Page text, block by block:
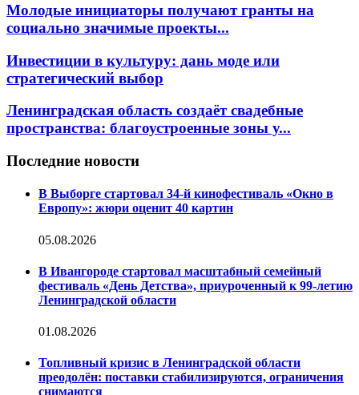
Молодые инициаторы получают гранты на
социально значимые проекты...
Инвестиции в культуру: дань моде или
стратегический выбор
Ленинградская область создаёт свадебные
пространства: благоустроенные зоны у...
Последние новости
В Выборге стартовал 34-й кинофестиваль «Окно в
Европу»: жюри оценит 40 картин
05.08.2026
В Ивангороде стартовал масштабный семейный
фестиваль «День Детства», приуроченный к 99-летию
Ленинградской области
01.08.2026
Топливный кризис в Ленинградской области
преодолён: поставки стабилизируются, ограничения
снимаются